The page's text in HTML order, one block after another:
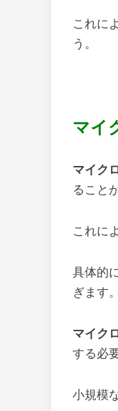
これに
う。
マイ
マイク
ること
これに
具体的
ぎます。
マイク
する必
小規模